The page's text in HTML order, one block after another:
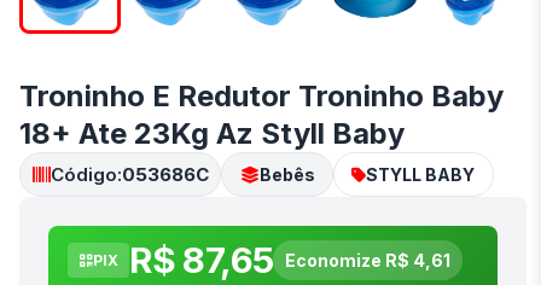
Troninho E Redutor Troninho Baby
18+ Ate 23Kg Az Styll Baby
Código:053686C Bebês STYLL BABY
PIX R$ 87,65 Economize R$ 4,61